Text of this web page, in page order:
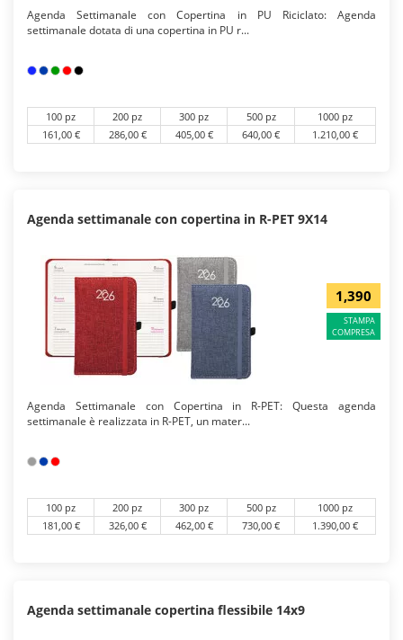
Agenda Settimanale con Copertina in PU Riciclato: Agenda
settimanale dotata di una copertina in PU r...
100 pz 200 pz 300 pz 500 pz
1000 pz
161,00 €
286,00 € 405,00 € 640,00 € 1.210,00 €
Agenda settimanale con copertina in R-PET 9X14
1,390
STAMPA
COMPRESA
Agenda Settimanale con Copertina in R-PET: Questa agenda
settimanale è realizzata in R-PET, un mater...
100 pz 200 pz 300 pz 500 pz
1000 pz
181,00 €
326,00 € 462,00 € 730,00 € 1.390,00 €
Agenda settimanale copertina flessibile 14x9